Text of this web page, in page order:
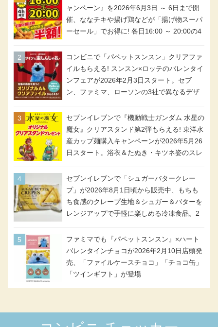
ャンペーン』を2026年6月3日 ～ 6日まで開
催、ななチキや揚げ鶏などが「揚げ物スーパ
ーセール」でお得に! 各日16:00 ～ 20:00の4
アメリカンドッグが税抜き69円!
コンビニで「パペットスンスン」クリアファ
イルもらえる! スンスン×ロッテのバレンタイ
ンフェアが2026年2月3日スタート。セブ
ン、ファミマ、ローソンの3社で異なるデザ
セブンイレブンで『機動戦士ガンダム 水星の
魔女』クリアスタンド第2弾もらえる! 東洋水
産カップ麺購入キャンペーンが2026年5月26
日スタート。浴衣＆たぬき・キツネ姿のスレ
号・5号) / シャディクが全6種のクリアスタ
ンドになって登場!
セブンイレブンで「シュガーバタークレー
プ」が2026年8月1日頃から販売中、もちも
ち食感のクレープ生地＆シュガー＆バターを
レンジアップで手軽に楽しめる冷凍食品。2
ファミマでも『パペットスンスン』×ハート
バレンタインチョコが2026年2月10日店頭発
売、「ファイルケースチョコ」「チョコ缶」
「ツインギフト」が登場